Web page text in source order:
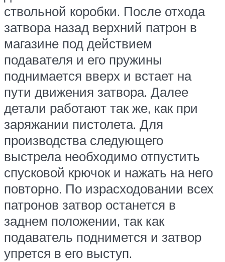
ствольной коробки. После отхода
затвора назад верхний патрон в
магазине под действием
подавателя и его пружины
поднимается вверх и встает на
пути движения затвора. Далее
детали работают так же, как при
заряжании пистолета. Для
производства следующего
выстрела необходимо отпустить
спусковой крючок и нажать на него
повторно. По израсходовании всех
патронов затвор останется в
заднем положении, так как
подаватель поднимется и затвор
упрется в его выступ.